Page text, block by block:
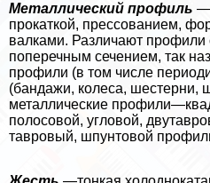
Металлический профиль —
прокаткой, прессованием,
валками. Различают
поперечным сечением, так
профили (в том числе
(бандажи, колеса, шестерни,
металлические
полосовой, угловой,
тавровый, шпунтовой